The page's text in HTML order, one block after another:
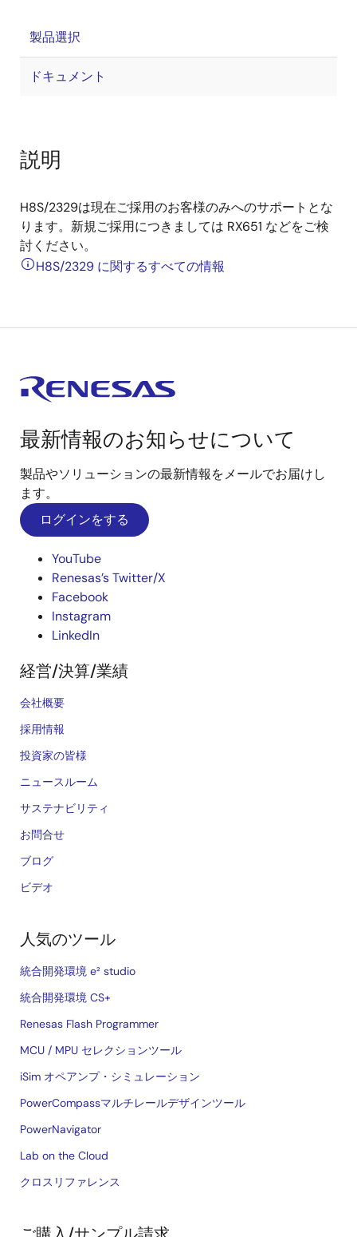
製品選択
ドキュメント
説明
H8S/2329は現在ご採用のお客様のみへのサポートとな
ります。新規ご採用につきましては RX651 などをご検
討ください。
H8S/2329 に関するすべての情報
最新情報のお知らせについて
製品やソリューションの最新情報をメールでお届けし
ます。
ログインをする
YouTube
Renesas’s Twitter/X
Facebook
Instagram
LinkedIn
経営/決算/業績
会社概要
採用情報
投資家の皆様
ニュースルーム
サステナビリティ
お問合せ
ブログ
ビデオ
人気のツール
統合開発環境 e² studio
統合開発環境 CS+
Renesas Flash Programmer
MCU / MPU セレクションツール
iSim オペアンプ・シミュレーション
PowerCompassマルチレールデザインツール
PowerNavigator
Lab on the Cloud
クロスリファレンス